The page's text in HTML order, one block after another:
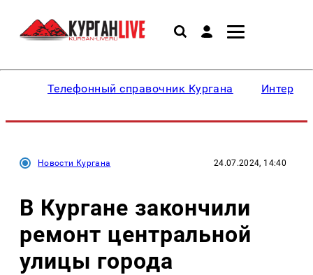
Телефонный справочник Кургана
Новости Кургана 24.07.2024, 14:40
В Кургане закончили
ремонт центральной
улицы города